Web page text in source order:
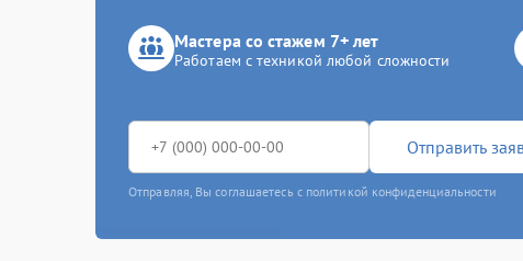
Мастера со стажем 7+ лет
Работаем с техникой любой сложности
Отправить
Отправляя, Вы соглашаетесь с политикой конфиденциальности